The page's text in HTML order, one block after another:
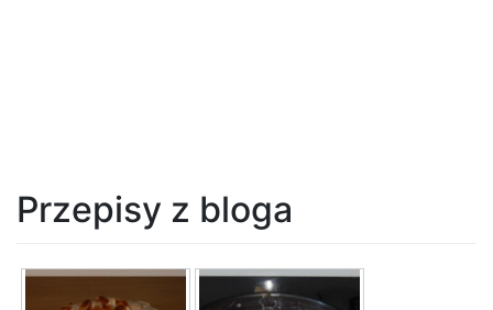
Przepisy z bloga